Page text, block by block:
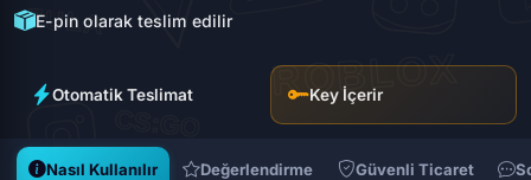
E-pin olarak teslim edilir
Otomatik Teslimat Key İçerir
Nasıl Kullanılır Değerlendirme Güvenli Ticaret